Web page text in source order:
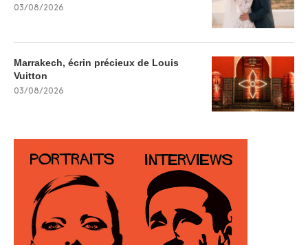
03/08/2026
Marrakech, écrin précieux de Louis
Vuitton
03/08/2026